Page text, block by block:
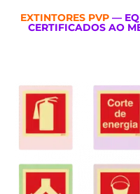
EXTINTORES PVP—
CERTIFICADOS AO